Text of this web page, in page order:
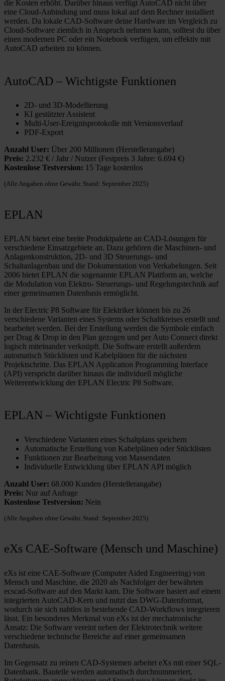
die Kosten erhöht. Darüber hinaus verfügt AutoCAD nicht über
eine Cloud-Anbindung und muss lokal auf dem Rechner installiert
werden. Da lokale CAD-Software deine Hardware im Vergleich zu
Cloud-Software ziemlich in Anspruch nehmen kann, solltest du über
einen modernen PC oder ein Notebook verfügen, um effektiv mit
AutoCAD arbeiten zu können.
AutoCAD – Wichtigste Funktionen
2D- und 3D-Modellierung
KI gestützter Assistent
Multi-User-Ereignisprotokolle mit Versionsverlauf
PDF-Export
Anzahl User: Über 200 Millionen (Herstellerangabe)
Preis: 2.232 € / Jahr / Nutzer (Festpreis 3 Jahre: 6.694 €)
Kostenlose Testversion: 15 Tage kostenlos
(Alle Angaben ohne Gewähr. Stand: September 2025)
EPLAN
EPLAN bietet eine breite Produktpalette an CAD-Lösungen für
verschiedene Einsatzgebiete an. Dazu gehören die Maschinen- und
Anlagenkonstruktion, 2D- und 3D Steuerungs- und
Schaltanlagenbau und die Dokumentation von Verkabelungen. Seit
2006 bietet EPLAN die sogenannte EPLAN Plattform an, welche
die Modulation von Elektro- Steuerungs- und Regelungstechnik auf
einer gemeinsamen Datenbasis ermöglicht.
In der Electric P8 Software für Elektriker können bis zu 26
verschiedene Varianten eines Systems oder Schaltkreises erstellt und
bearbeitet werden. Bei der Erstellung werden die Symbole einfach
per Drag & Drop in den Plan gezogen und per Auto Connect direkt
logisch miteinander verknüpft. Die Software erstellt außerdem
automatisch Stücklisten und Kabelplänen für die nächsten
Projektschritte. Das EPLAN Application Programming Interface
(API) verspricht darüber hinaus die individuell mögliche
Weiterentwicklung der EPLAN Electric P8 Software.
EPLAN – Wichtigste Funktionen
Verschiedene Varianten eines Schaltplans speichern
Automatische Erstellung von Kabelplänen oder Stücklisten
Funktionen zur Bearbeitung von Massendaten
Individuelle Entwicklung über EPLAN API möglich
Anzahl User: 68.000 Kunden (Herstellerangabe)
Preis: Nur auf Anfrage
Kostenlose Testversion: Nein
(Alle Angaben ohne Gewähr. Stand: September 2025)
eXs CAE-Software (Mensch und Maschine)
eXs ist eine CAE-Software (Computer Aided Engineering) von
Mensch und Maschine, die 2020 als Nachfolger der bewährten
ecscad-Software auf den Markt kam. Die Software basiert auf einem
integrierten AutoCAD-Kern und nutzt das DWG-Datenformat,
wodurch sie sich nahtlos in bestehende CAD-Workflows integrieren
lässt. Ein besonderes Merkmal von eXs ist der mechatronische
Ansatz: Die Software vereint neben der Elektrotechnik weitere
verschiedene technische Bereiche auf einer gemeinsamen
Datenbasis.
Im Gegensatz zu reinen CAD-Systemen arbeitet eXs mit einer SQL-
Datenbank. Bauteile werden automatisch durchnummeriert,